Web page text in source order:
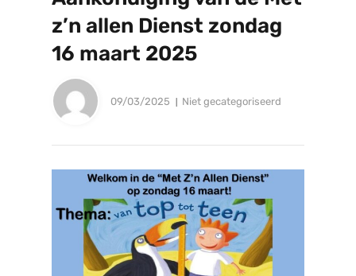
z’n allen Dienst zondag
16 maart 2025
09/03/2025 Niet gecategoriseerd